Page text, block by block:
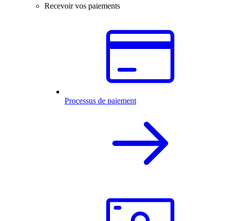
Recevoir vos paiements
Processus de paiement